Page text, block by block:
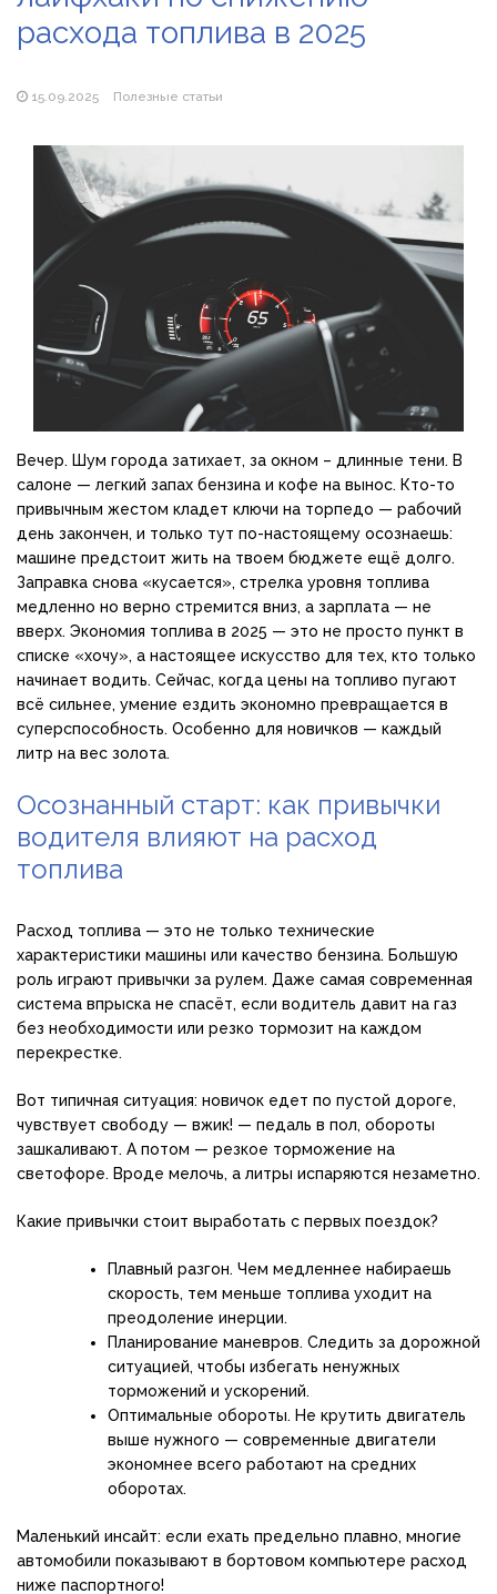
Популярні види вібраторів: які моделі бувають і як
підібрати свою
расхода топлива в 2025
15.09.2025 Полезные статьи
Вечер. Шум города затихает, за окном – длинные тени. В
салоне — легкий запах бензина и кофе на вынос. Кто-то
привычным жестом кладет ключи на торпедо — рабочий
день закончен, и только тут по-настоящему осознаешь:
машине предстоит жить на твоем бюджете ещё долго.
Заправка снова «кусается», стрелка уровня топлива
медленно но верно стремится вниз, а зарплата — не
вверх. Экономия топлива в 2025 — это не просто пункт в
списке «хочу», а настоящее искусство для тех, кто только
начинает водить. Сейчас, когда цены на топливо пугают
всё сильнее, умение ездить экономно превращается в
суперспособность. Особенно для новичков — каждый
литр на вес золота.
Осознанный старт: как привычки
водителя влияют на расход
топлива
Расход топлива — это не только технические
характеристики машины или качество бензина. Большую
роль играют привычки за рулем. Даже самая современная
система впрыска не спасёт, если водитель давит на газ
без необходимости или резко тормозит на каждом
перекрестке.
Вот типичная ситуация: новичок едет по пустой дороге,
чувствует свободу — вжик! — педаль в пол, обороты
зашкаливают. А потом — резкое торможение на
светофоре. Вроде мелочь, а литры испаряются незаметно.
Какие привычки стоит выработать с первых поездок?
Плавный разгон. Чем медленнее набираешь
скорость, тем меньше топлива уходит на
преодоление инерции.
Планирование маневров. Следить за дорожной
ситуацией, чтобы избегать ненужных
торможений и ускорений.
Оптимальные обороты. Не крутить двигатель
выше нужного — современные двигатели
экономнее всего работают на средних
оборотах.
Маленький инсайт: если ехать предельно плавно, многие
автомобили показывают в бортовом компьютере расход
ниже паспортного!